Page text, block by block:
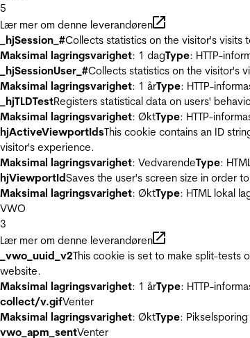
5
Lær mer om denne leverandøren
_hjSession_#Collects statistics on the visitor's
Maksimal lagringsvarighet: 1 dagType: HTTP-
_hjSessionUser_#Collects statistics on the visitor's
Maksimal lagringsvarighet: 1 årType: HTTP-
_hjTLDTestRegisters statistical data on users'
Maksimal lagringsvarighet: ØktType: HTTP-
hjActiveViewportIdsThis cookie contains an ID
visitor's experience.
Maksimal lagringsvarighet: VedvarendeType:
hjViewportIdSaves the user's screen size in order
Maksimal lagringsvarighet: ØktType: HTML lokal
VWO
3
Lær mer om denne leverandøren
_vwo_uuid_v2This cookie is set to make split-tests
website.
Maksimal lagringsvarighet: 1 årType: HTTP-
collect/v.gifVenter
Maksimal lagringsvarighet: ØktType: Pikselsporing
vwo_apm_sentVenter